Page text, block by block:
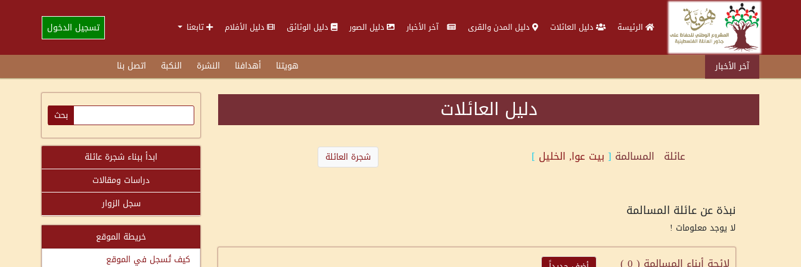
الرئيسة دليل العائلات دليل المدن والقرى آخر الأخبار دليل الصور دليل الوثائق دليل الأفلام تابعنا تسجيل الدخول
آخر الأخبار هويتنا أهدافنا النشرة النكبة اتصل بنا
دليل العائلات
عائلة المسالمة [ بيت عوا, الخليل ] شجرة العائلة
نبذة عن عائلة المسالمة
لا يوجد معلومات !
ابدأ ببناء شجرة عائلة
دراسات ومقالات
سجل الزوار
خريطة الموقع
كيف تُسجل في الموقع